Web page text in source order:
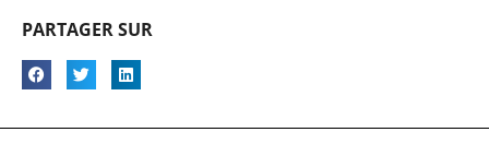
PARTAGER SUR